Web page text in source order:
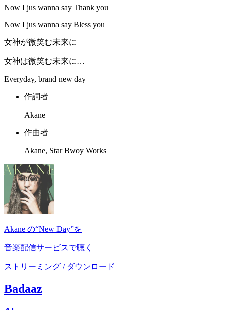
Now I jus wanna say Thank you
Now I jus wanna say Bless you
女神が微笑む未来に
女神は微笑む未来に…
Everyday, brand new day
作詞者
Akane
作曲者
Akane, Star Bwoy Works
Akane の“New Day”を
音楽配信サービスで聴く
ストリーミング / ダウンロード
Badaaz